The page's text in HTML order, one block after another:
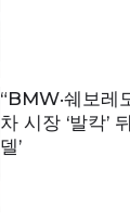
“BMW·쉐보레
차 시장 ‘발칵’
델’